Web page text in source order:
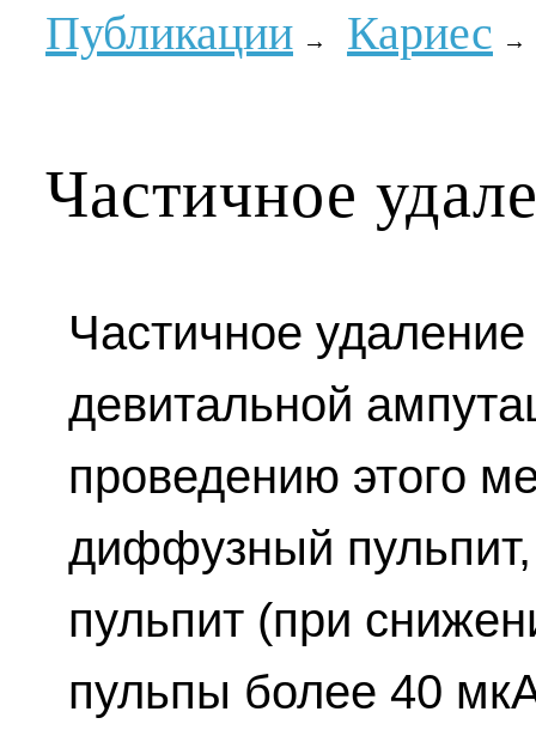
Публикации → Кариес →
Частичное
Частичное
девитальной
проведению этого
диффузный
пульпит (при
пульпы более 40